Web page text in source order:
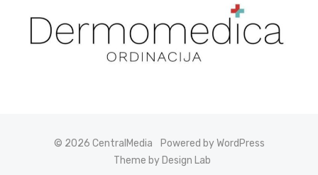
© 2026 CentralMedia
Powered by WordPress
Theme by Design Lab